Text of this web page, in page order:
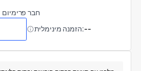
חבר פרימיום 2 שנים
הזמנה מינימלית:--